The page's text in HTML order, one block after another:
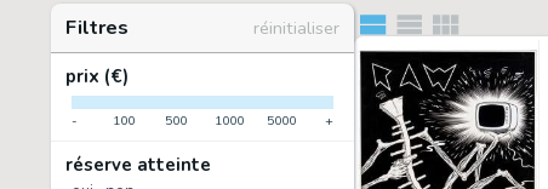
Filtres
réinitialiser
prix (€)
- 100 500 1000 5000 +
réserve atteinte